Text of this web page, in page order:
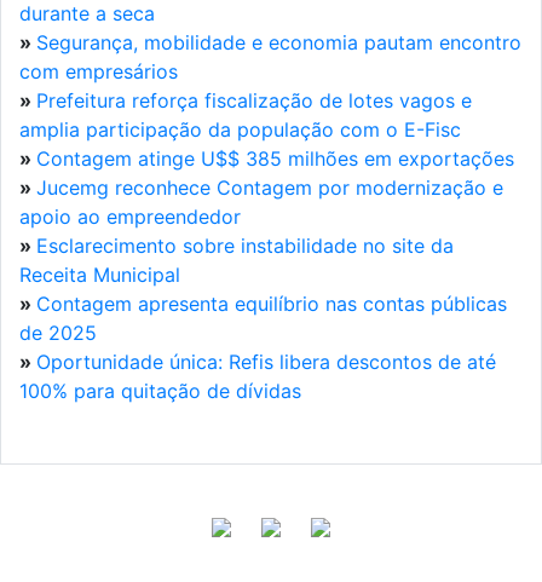
durante a seca
» Segurança, mobilidade e economia pautam encontro
com empresários
» Prefeitura reforça fiscalização de lotes vagos e
amplia participação da população com o E-Fisc
» Contagem atinge U$$ 385 milhões em exportações
» Jucemg reconhece Contagem por modernização e
apoio ao empreendedor
» Esclarecimento sobre instabilidade no site da
Receita Municipal
» Contagem apresenta equilíbrio nas contas públicas
de 2025
» Oportunidade única: Refis libera descontos de até
100% para quitação de dívidas